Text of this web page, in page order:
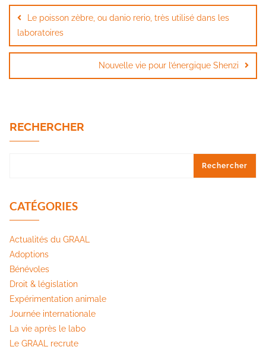
de
l’article
Le poisson zèbre, ou danio rerio, très utilisé dans les
laboratoires
Nouvelle vie pour l’énergique Shenzi
RECHERCHER
Rechercher
CATÉGORIES
Actualités du GRAAL
Adoptions
Bénévoles
Droit & législation
Expérimentation animale
Journée internationale
La vie après le labo
Le GRAAL recrute